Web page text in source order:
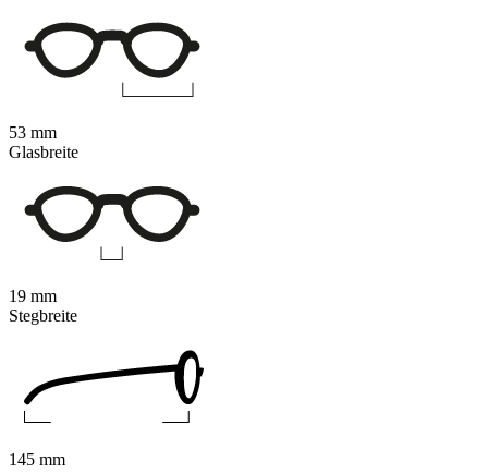
53 mm
Glasbreite
19 mm
Stegbreite
145 mm